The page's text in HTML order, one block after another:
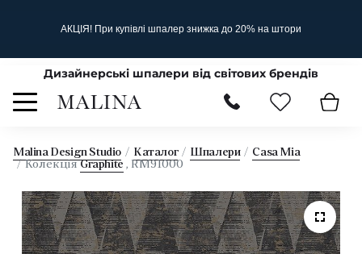
АКЦІЯ! При купівлі шпалер знижка до 20% на штори
Дизайнерські шпалери від світових брендів
Malina Design Studio Каталог Шпалери
Casa Mia
Колекція Graphite , RM91000